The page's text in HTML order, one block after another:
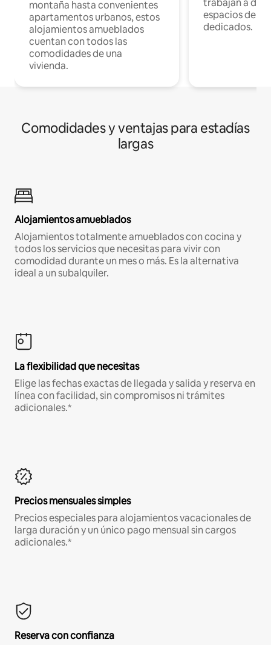
montaña hasta convenientes
apartamentos urbanos, estos
alojamientos amueblados
cuentan con todos las
comodidades de una
vivienda.
espacios de
dedicados.
Comodidades y ventajas para estadías
largas
Alojamientos amueblados
Alojamientos totalmente amueblados con cocina y
todos los servicios que necesitas para vivir con
comodidad durante un mes o más. Es la alternativa
ideal a un subalquiler.
La flexibilidad que necesitas
Elige las fechas exactas de llegada y salida y reserva en
línea con facilidad, sin compromisos ni trámites
adicionales.*
Precios mensuales simples
Precios especiales para alojamientos vacacionales de
larga duración y un único pago mensual sin cargos
adicionales.*
Reserva con confianza